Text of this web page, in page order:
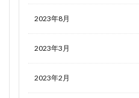
2023年8月
2023年3月
2023年2月